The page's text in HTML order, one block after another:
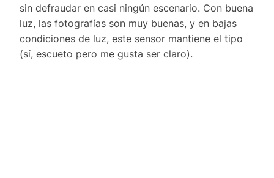
sin defraudar en casi ningún escenario. Con buena
luz, las fotografías son muy buenas, y en bajas
condiciones de luz, este sensor mantiene el tipo
(sí, escueto pero me gusta ser claro).